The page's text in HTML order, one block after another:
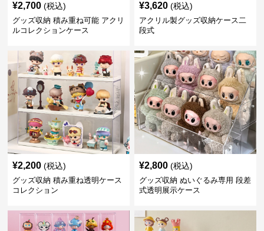
¥2,700 (税込)
グッズ収納 積み重ね可能 アクリ
ルコレクションケース
¥3,620 (税込)
アクリル製グッズ収納ケース二
段式
¥2,200 (税込)
グッズ収納 積み重ね透明ケース
コレクション
¥2,800 (税込)
グッズ収納 ぬいぐるみ専用 段差
式透明展示ケース